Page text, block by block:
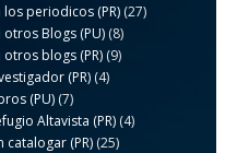
los periodicos (PR) (27)
otros Blogs (PU) (8)
otros blogs (PR) (9)
(PR) (4)
(PU) (7)
Altavista (PR) (4)
catalogar (PR) (25)